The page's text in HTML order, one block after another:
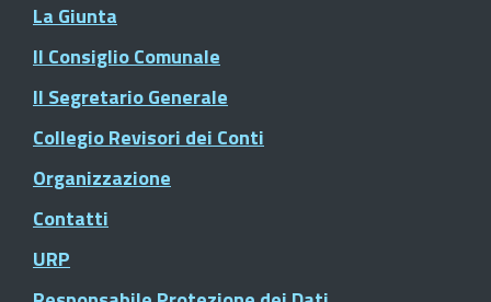
La Giunta
Il Consiglio Comunale
Il Segretario Generale
Collegio Revisori dei Conti
Organizzazione
Contatti
URP